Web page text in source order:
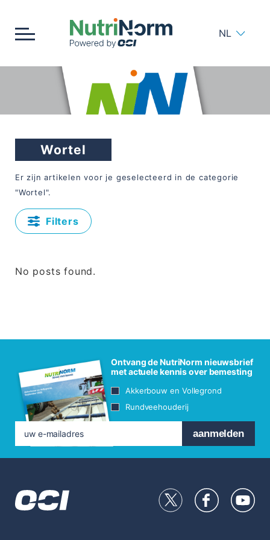
NL
Meststoffen
Bodem
Strooien
Blog
Contact
Alle kennis in uw handpalm
Wortel
Er zijnartikelen voor je geselecteerd in de categorie
"Wortel".
Filters
No posts found.
Ontvang de NutriNorm nieuwsbrief
met actuele kennis over bemesting
Akkerbouw en Vollegrond
Rundveehouderij